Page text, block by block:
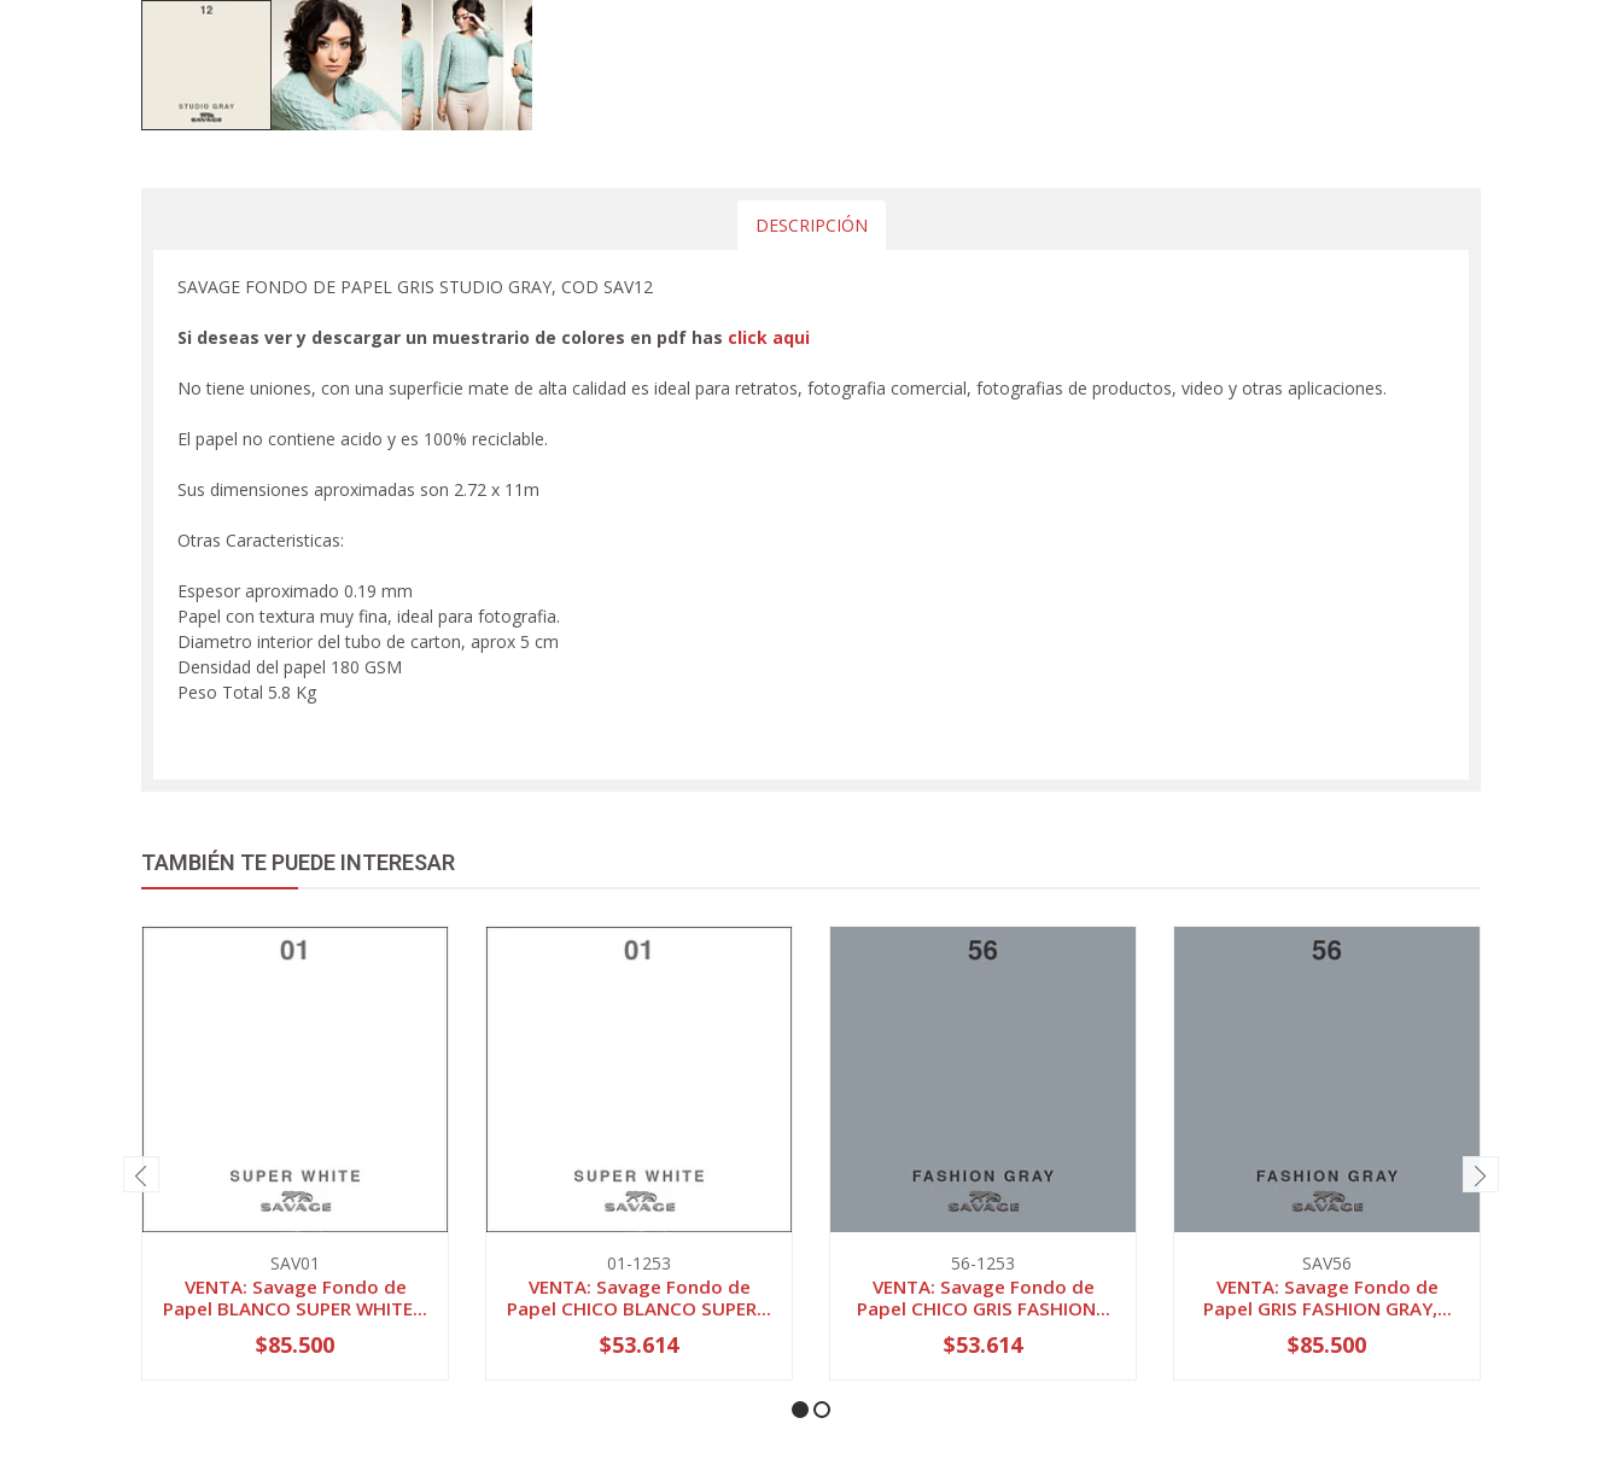
DESCRIPCIÓN
SAVAGE FONDO DE PAPEL GRIS STUDIO GRAY, COD SAV12
Si deseas ver y descargar un muestrario de colores en pdf has click aqui
No tiene uniones, con una superficie mate de alta calidad es ideal para retratos, fotografia comercial, fotografias de productos, video y otras aplicaciones.
El papel no contiene acido y es 100% reciclable.
Sus dimensiones aproximadas son 2.72 x 11m
Otras Caracteristicas:
Espesor aproximado 0.19 mm
Papel con textura muy fina, ideal para fotografia.
Diametro interior del tubo de carton, aprox 5 cm
Densidad del papel 180 GSM
Peso Total 5.8 Kg
TAMBIÉN TE PUEDE INTERESAR
SAV01
VENTA: Savage Fondo de
Papel BLANCO SUPER WHITE...
$85.500
01-1253
VENTA: Savage Fondo de
Papel CHICO BLANCO SUPER...
$53.614
56-1253
VENTA: Savage Fondo de
Papel CHICO GRIS FASHION...
$53.614
SAV56
VENTA: Savage Fondo de
Papel GRIS FASHION GRAY,...
$85.500